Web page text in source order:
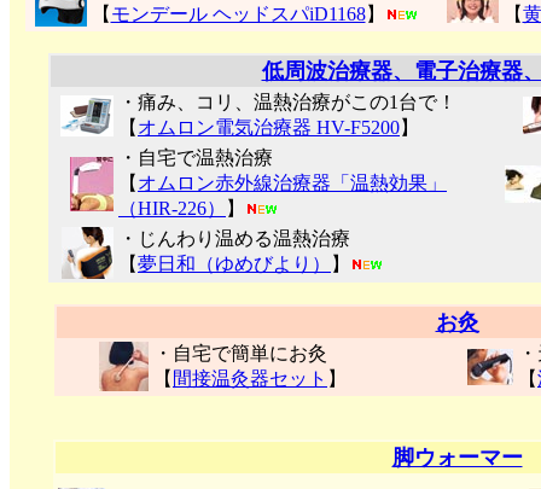
【 モンデール ヘッドスパiD1168】
【
低周波治療器、電子治療器
・痛み、コリ、温熱治療がこの1台で！
【 オムロン電気治療器 HV-F5200】
・自宅で温熱治療
【 オムロン赤外線治療器「温熱効果」
（HIR-226）
】
・じんわり温める温熱治療
【夢日和（ゆめびより） 】
お灸
・自宅で簡単にお灸
【 間接温灸器セット 】
【
脚ウォーマー